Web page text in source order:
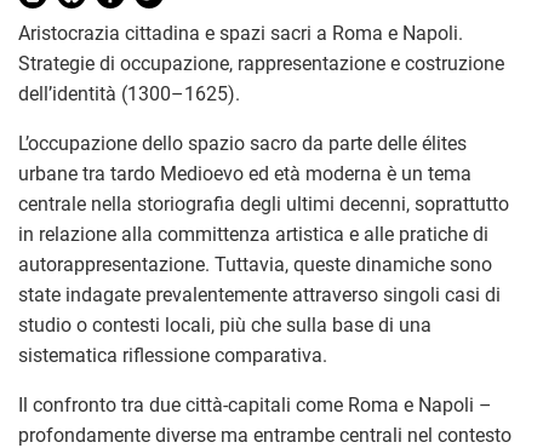
Aristocrazia cittadina e spazi sacri a Roma e Napoli.
Strategie di occupazione, rappresentazione e costruzione
dell’identità (1300–1625).
L’occupazione dello spazio sacro da parte delle élites
urbane tra tardo Medioevo ed età moderna è un tema
centrale nella storiografia degli ultimi decenni, soprattutto
in relazione alla committenza artistica e alle pratiche di
autorappresentazione. Tuttavia, queste dinamiche sono
state indagate prevalentemente attraverso singoli casi di
studio o contesti locali, più che sulla base di una
sistematica riflessione comparativa.
Il confronto tra due città-capitali come Roma e Napoli –
profondamente diverse ma entrambe centrali nel contesto